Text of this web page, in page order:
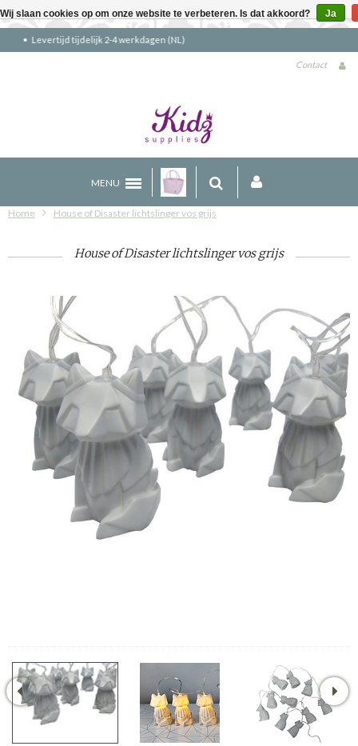
Gratis verzending boven €90 (NL)
Contact
MENU
Home House of Disaster lichtslinger vos grijs
House of Disaster lichtslinger vos grijs
Wij slaan cookies op om onze website te verbeteren. Is dat akkoord? Ja